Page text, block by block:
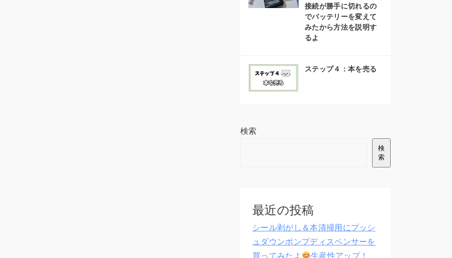
接続が勝手に切れるの
でバッテリーを変えて
みたから方法を説明す
るよ
ステップ４：本を売る
検索
検
索
最近の投稿
シール剥がし＆本清掃用にプッシ
ュダウンポンプディスペンサーを
買ってみたよ
生産性アップ！